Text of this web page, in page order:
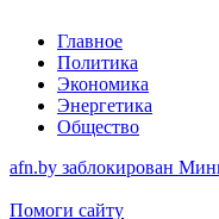
Главное
Политика
Экономика
Энергетика
Общество
afn.by заблокирован
Помоги сайту